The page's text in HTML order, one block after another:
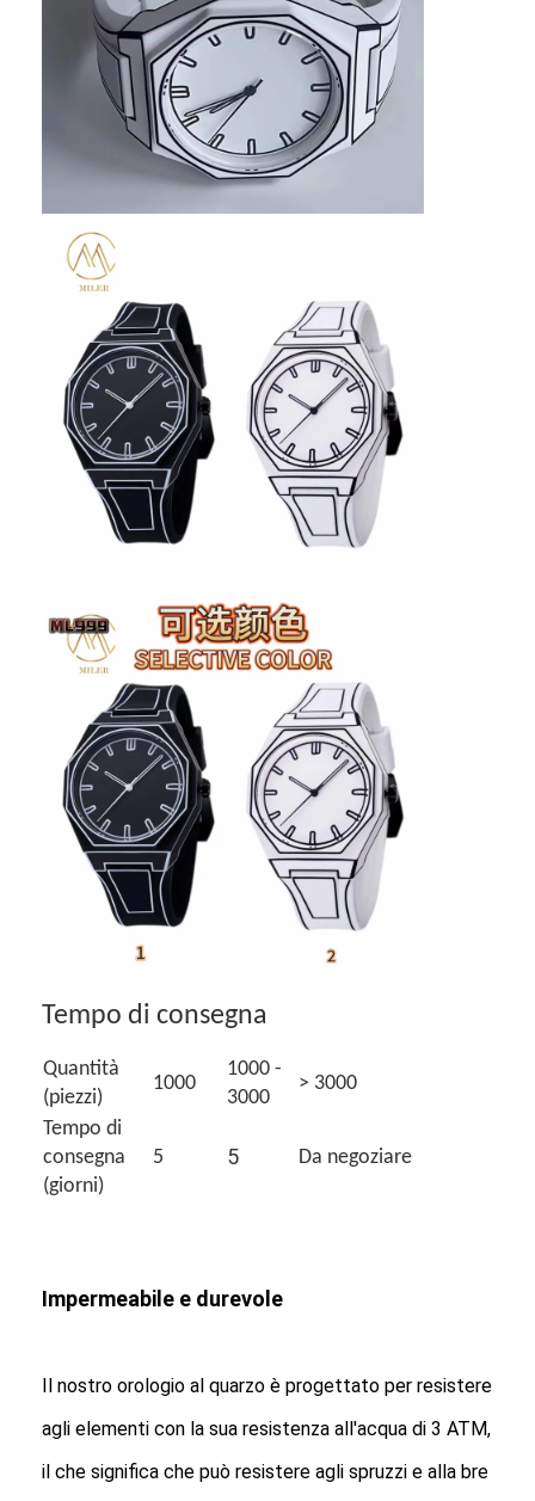
Tempo di consegna
Quantità
(piezzi)
1000
1000 -
3000
> 3000
Tempo di
consegna
(giorni)
5 5 Da negoziare
Impermeabile e durevole
Il nostro orologio al quarzo è progettato per resistere
agli elementi con la sua resistenza all'acqua di 3 ATM,
il che significa che può resistere agli spruzzi e alla bre